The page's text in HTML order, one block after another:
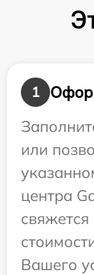
1
или
центра
Вашего